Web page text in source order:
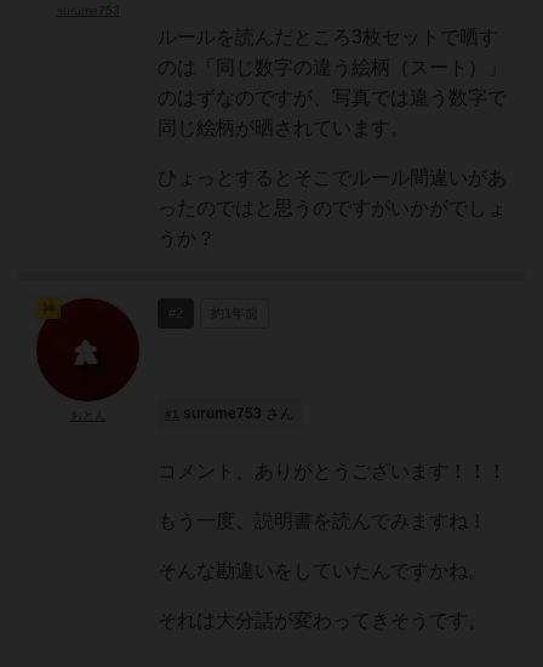
ルールを読んだところ3枚セットで晒す
のは「同じ数字の違う絵柄（スート）」
のはずなのですが、写真では違う数字で
同じ絵柄が晒されています。
ひょっとするとそこでルール間違いがあ
ったのではと思うのですがいかがでしょ
うか？
#1 surume753 さん
コメント、ありがとうございます！！！
もう一度、説明書を読んでみますね！
そんな勘違いをしていたんですかね。
それは大分話が変わってきそうです。